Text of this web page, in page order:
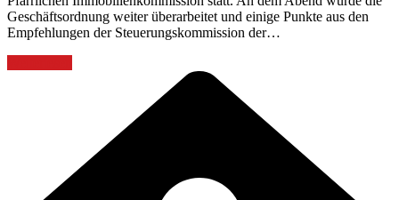
Geschäftsordnung weiter überarbeitet und einige Punkte aus den
Empfehlungen der Steuerungskommission der…